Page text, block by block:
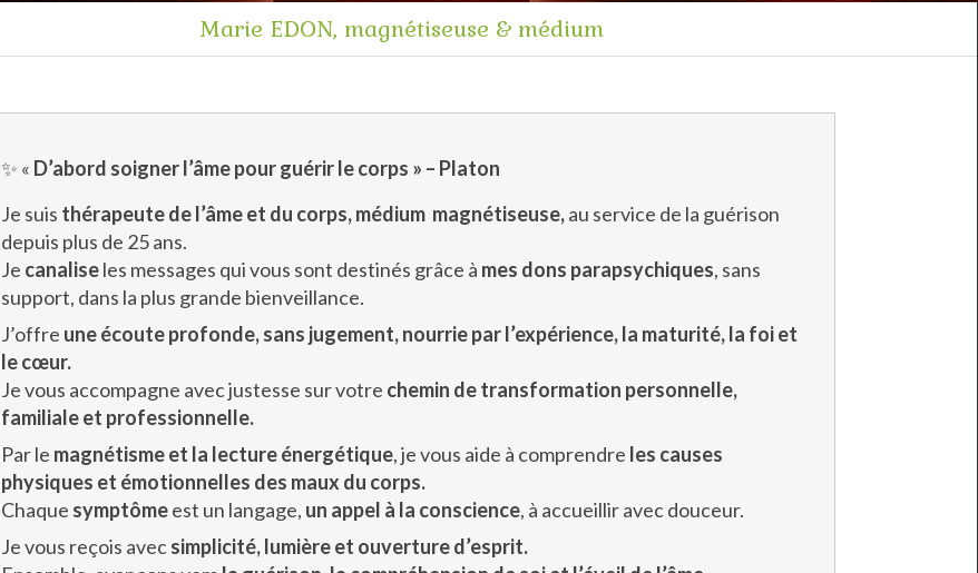
Marie EDON, magnétiseuse & médium
✨ « D’abord soigner l’âme pour guérir le corps » – Platon
Je suis thérapeute de l’âme et du corps, médium magnétiseuse,au service de la guérison
depuis plus de 25 ans.
Je canaliseles messages qui vous sont destinés grâce à mes dons parapsychiques, sans
support, dans la plus grande bienveillance.
J’offre une écoute profonde, sans jugement, nourrie par l’expérience, la maturité, la foi et
le cœur.
Je vous accompagne avec justesse sur votre chemin de transformation personnelle,
familiale et professionnelle.
Par le magnétisme et la lecture énergétique, je vous aide à comprendre les causes
physiques et émotionnelles des maux du corps.
Chaque symptômeest un langage, un appel à la conscience, à accueillir avec douceur.
Je vous reçois avecsimplicité, lumière et ouverture d’esprit.